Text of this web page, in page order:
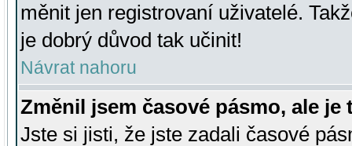
měnit jen registrovaní uživatelé.
je dobrý důvod tak učinit!
Návrat nahoru
Změnil jsem časové pásmo, ale je
Jste si jisti, že jste zadali časové